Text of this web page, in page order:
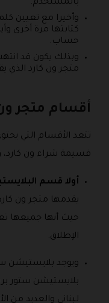
بالمستخدم.
وأخيرا مع تعيين
كتابتها مرة أخرى
حساب.
وبذلك يكون قد
متجر ون كارد الذي
أقسام متجر
تتعد الأقسام التي
قسيمة شراء ون كارد،
أولا قسم
يقدمها متجر ون
حيث أنها جميعها
الإطلاق.
ويوجد بلايستيشن
بلايستيشن ستور
لبناني والعديد من